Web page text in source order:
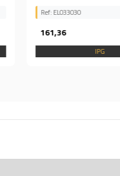
Ref: EL033030
161,36